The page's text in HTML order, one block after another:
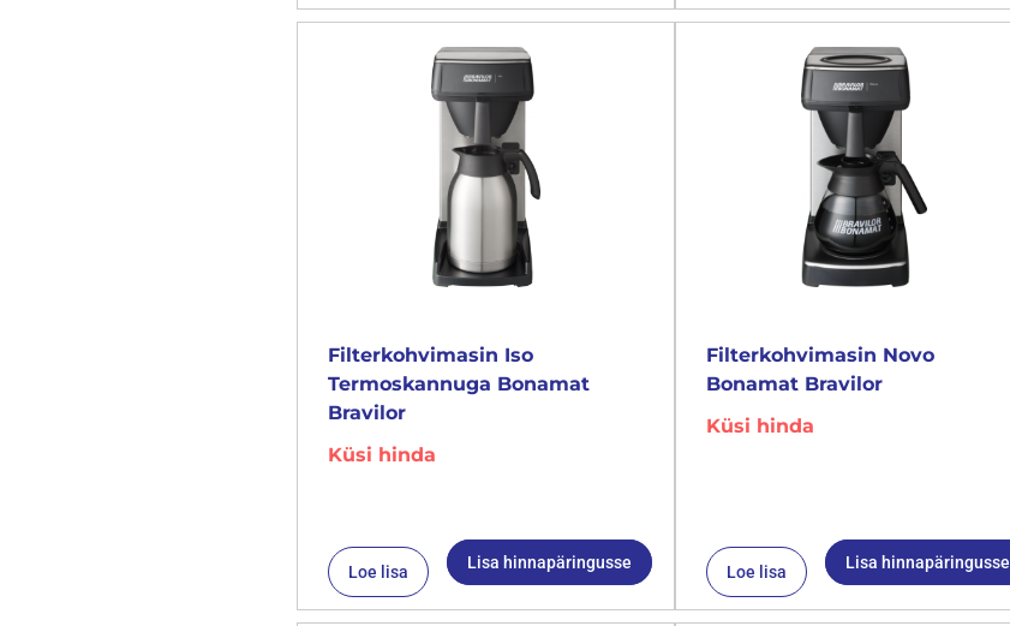
Filterkohvimasin Iso
Termoskannuga Bonamat
Bravilor
Küsi hinda
Loe lisa Lisa hinnapäringusse
Filterkohvimasin Novo
Bonamat Bravilor
Küsi hinda
Loe lisa Lisa hinnapäringusse